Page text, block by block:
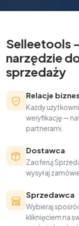
Selleetools
narzędzie
sprzedaży
Relacje
Każdy
weryfikację —
partnerami.
Dostawca
Zaoferuj
wysyłaj
Sprzedawca
Wybieraj
kliknięciem na